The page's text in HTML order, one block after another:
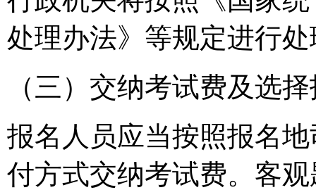
处理办法》等规定进行
（三）交纳考试费及选
报名人员应当按照报名
付方式交纳考试费。客